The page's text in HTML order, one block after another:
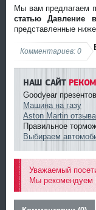
Мы вам предлагаем
статью Давление
представленные
Комментариев: 0
НАШ САЙТ
Goodyear
Машина на газу
Aston Martin
Правильное
Выбираем
Уважаемый
Мы рекомендуем